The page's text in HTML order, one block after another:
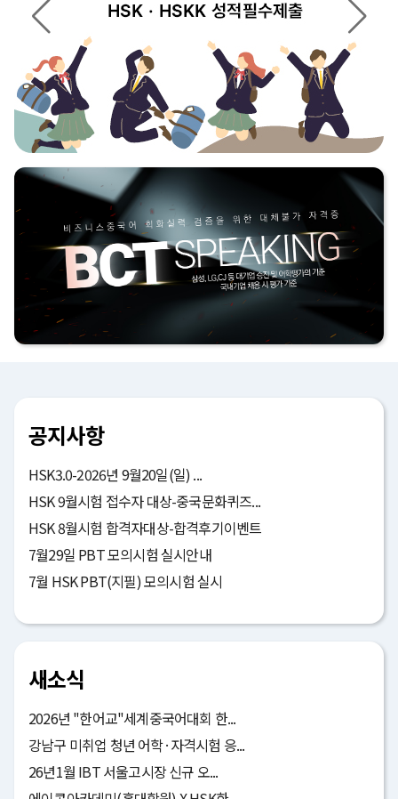
공지사항
HSK3.0-2026년 9월20일(일) ...
HSK 9월시험 접수자 대상-중국문화퀴즈...
HSK 8월시험 합격자대상-합격후기이벤트
7월29일 PBT 모의시험 실시안내
7월 HSK PBT(지필) 모의시험 실시
새소식
2026년 "한어교"세계중국어대회 한...
강남구 미취업 청년 어학·자격시험 응...
26년1월 IBT 서울고시장 신규 오...